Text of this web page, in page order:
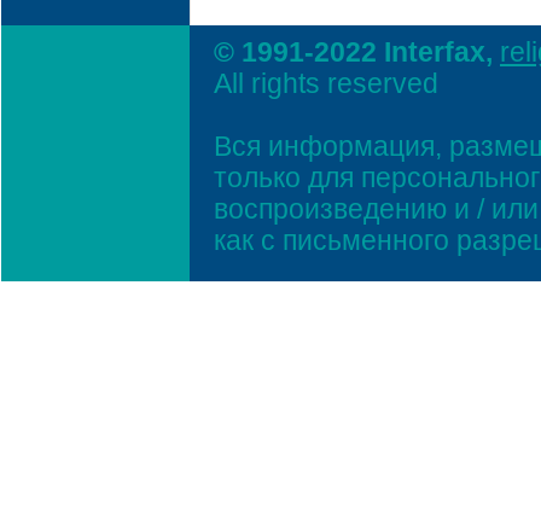
© 1991-2022 Interfax,
All rights reserved
Вся информация,
только для
воспроизведению и /
как с письменного